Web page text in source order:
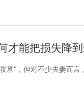
才能把损失降到
墓”，但对不少夫妻而言